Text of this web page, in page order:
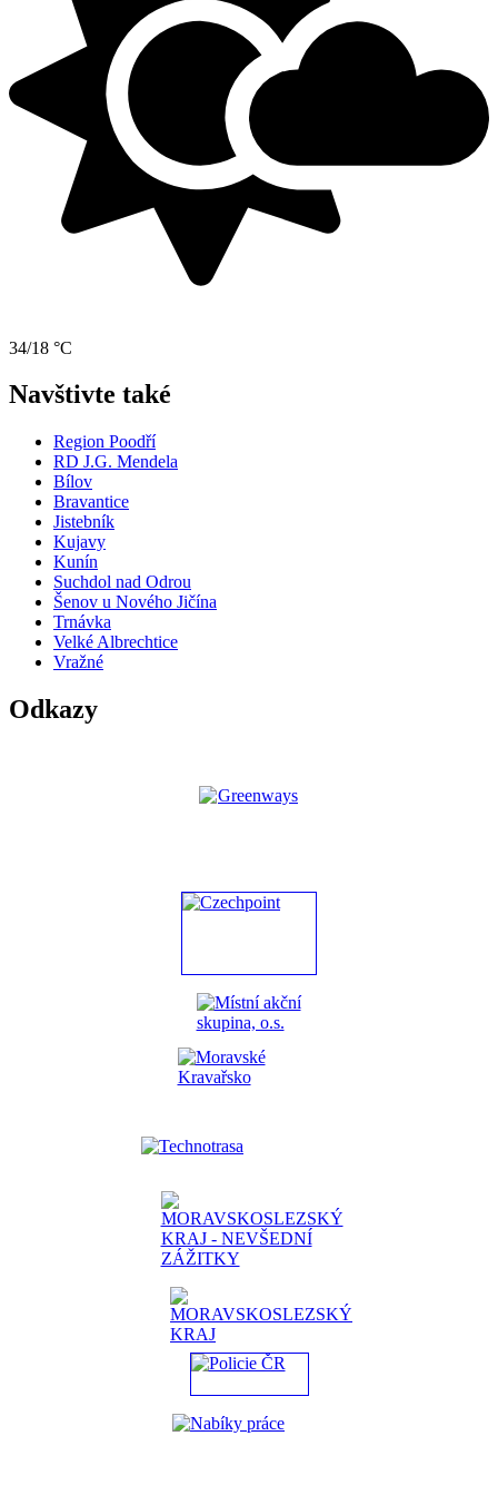
34/18 °C
Navštivte také
Region Poodří
RD J.G. Mendela
Bílov
Bravantice
Jistebník
Kujavy
Kunín
Suchdol nad Odrou
Šenov u Nového Jičína
Trnávka
Velké Albrechtice
Vražné
Odkazy